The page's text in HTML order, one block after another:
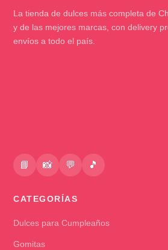
La tienda de dulces más completa de
y de las mejores marcas, con delivery
envíos a todo el país.
📘 📸 💬 🎵
CATEGORÍAS
Dulces para Cumpleaños
Gomitas